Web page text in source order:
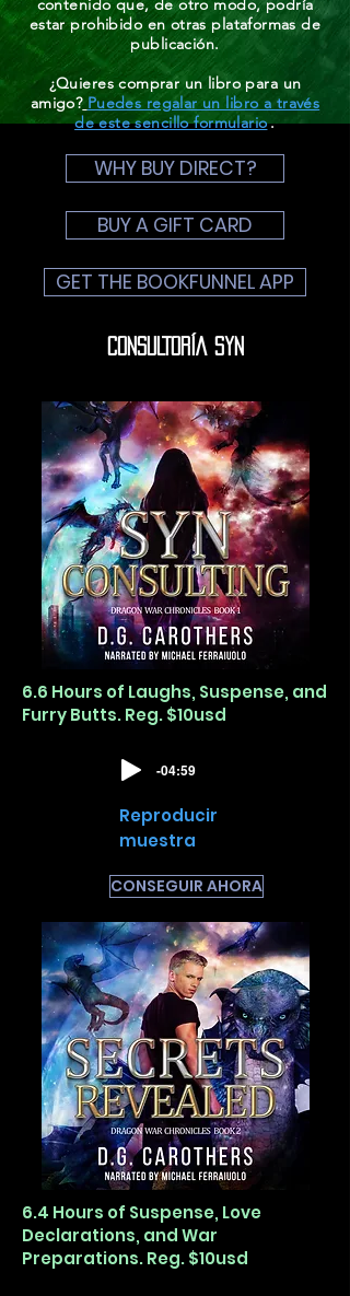
contenido que, de otro modo, podría
estar prohibido en otras plataformas de
publicación.
¿Quieres comprar un libro para un
amigo? Puedes regalar un libro a través
de este sencillo formulario.
WHY BUY DIRECT?
BUY A GIFT CARD
GET THE BOOKFUNNEL APP
CONSULTORÍA SYN
6.6 Hours of Laughs, Suspense, and
Furry Butts. Reg. $10usd
-04:59
Reproducir
muestra
CONSEGUIR AHORA
6.4 Hours of Suspense, Love
Declarations, and War
Preparations. Reg. $10usd